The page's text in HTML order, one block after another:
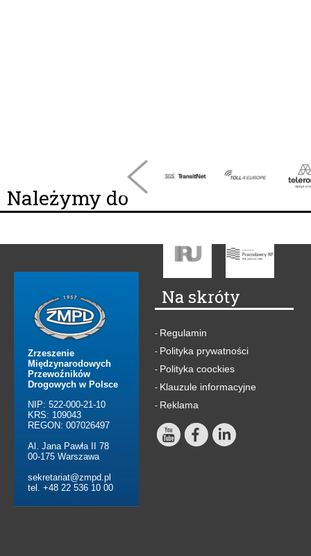
Należymy do
Zrzeszenie
Międzynarodowych
Przewoźników
Drogowych w Polsce
NIP: 522-000-21-10
KRS: 109043
REGON: 007026497
Al. Jana Pawła II 78
00-175 Warszawa
sekretariat@zmpd.pl
tel. +48 22 536 10 00
Na skróty
- Regulamin
- Polityka prywatności
- Polityka coockies
- Klauzule informacyjne
- Reklama